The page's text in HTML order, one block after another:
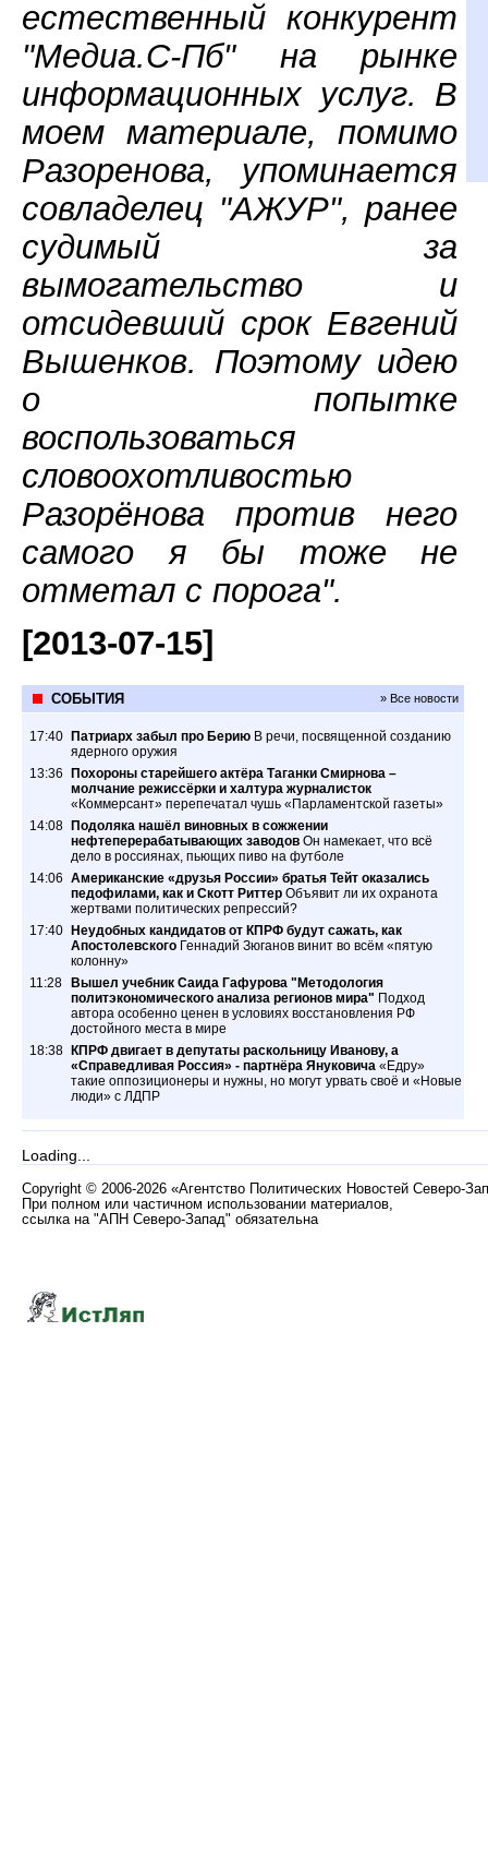
естественный конкурент
"Медиа.С-Пб" на рынке
информационных услуг. В
моем материале, помимо
Разоренова, упоминается
совладелец "АЖУР", ранее
судимый за
вымогательство и
отсидевший срок Евгений
Вышенков. Поэтому идею
о попытке
воспользоваться
словоохотливостью
Разорёнова против него
самого я бы тоже не
отметал с порога".
[2013-07-15]
СОБЫТИЯ » Все новости
17:40 Патриарх забыл про Берию В речи, посвященной созданию
ядерного оружия
13:36 Похороны старейшего актёра Таганки Смирнова –
молчание режиссёрки и халтура журналисток
«Коммерсант» перепечатал чушь «Парламентской газеты»
14:08 Подоляка нашёл виновных в сожжении
нефтеперерабатывающих заводов Он намекает, что всё
дело в россиянах, пьющих пиво на футболе
14:06 Американские «друзья России» братья Тейт оказались
педофилами, как и Скотт Риттер Объявит ли их охранота
жертвами политических репрессий?
17:40 Неудобных кандидатов от КПРФ будут сажать, как
Апостолевского Геннадий Зюганов винит во всём «пятую
колонну»
11:28 Вышел учебник Саида Гафурова "Методология
политэкономического анализа регионов мира" Подход
автора особенно ценен в условиях восстановления РФ
достойного места в мире
18:38 КПРФ двигает в депутаты раскольницу Иванову, а
«Справедливая Россия» - партнёра Януковича «Едру»
такие оппозиционеры и нужны, но могут урвать своё и «Новые
люди» с ЛДПР
Loading...
Copyright © 2006-2026 «Агентство Политических Новостей Северо-
При полном или частичном использовании материалов,
ссылка на "АПН Северо-Запад" обязательна